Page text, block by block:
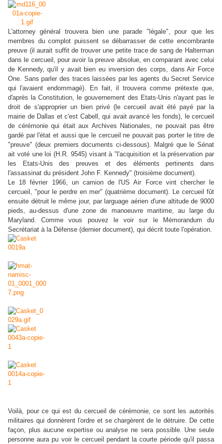
L'attorney général trouvera bien une parade "légale", pour que les
membres du complot puissent se débarrasser de cette encombrante
preuve (il aurait suffit de trouver une petite trace de sang de Halterman
dans le cercueil, pour avoir la preuve absolue, en comparant avec celui
de Kennedy, qu'il y avait bien eu inversion des corps, dans Air Force
One. Sans parler des traces laissées par les agents du Secret Service
qui l'avaient endommagé). En fait, il trouvera comme prétexte que,
d'après la Constitution, le gouvernement des Etats-Unis n'ayant pas le
droit de s'approprier un bien privé (le cercueil avait été payé par la
mairie de Dallas et c'est Cabell, qui avait avancé les fonds), le cercueil
de cérémonie qui était aux Archives Nationales, ne pouvait pas être
gardé par l'état et aussi que le cercueil ne pouvait pas porter le titre de
"preuve" (deux premiers documents ci-dessous). Malgré que le Sénat
ait voté une loi (H.R. 9545) visant à "l'acquisition et la préservation par
les Etats-Unis des preuves et des éléments pertinents dans
l'assassinat du président John F. Kennedy" (troisième document).
Le 18 février 1966, un camion de l'US Air Force vint chercher le
cercueil, "pour le perdre en mer" (quatrième document). Le cercueil fût
ensuite détruit le même jour, par larguage aérien d'une altitude de 9000
pieds, au-dessus d'une zone de manoeuvre maritime, au large du
Maryland. Comme vous pouvez le voir sur le Mémorandum du
Secrétariat à la Défense (dernier document), qui décrit toute l'opération.
Voilà, pour ce qui est du cercueil de cérémonie, ce sont les autorités
militaires qui donnèrent l'ordre et se chargèrent de le détruire. De cette
façon, plus aucune expertise ou analyse ne sera possible. Une seule
personne aura pu voir le cercueil pendant la courte période qu'il passa